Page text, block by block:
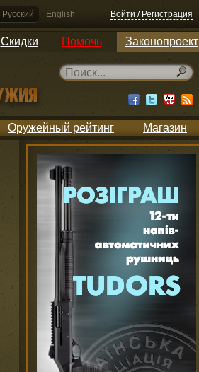
Русский English Войти / Регистрация
Скидки Помочь Законопроект
Оружейный рейтинг Магазин